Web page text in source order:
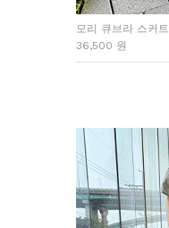
모리 큐브라 스커트
36,500 원